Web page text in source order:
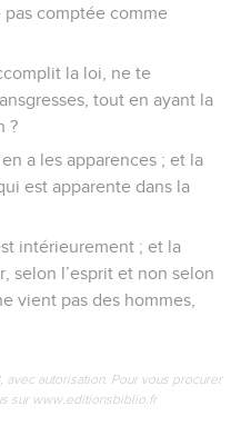
comptée comme
la loi, ne te
tout en ayant la
?
a les apparences ; et la
est apparente dans la
intérieurement ; et la
selon l’esprit et non selon
vient pas des hommes,
avec autorisation. Pour vous procurer
sur www.editionsbiblio.fr